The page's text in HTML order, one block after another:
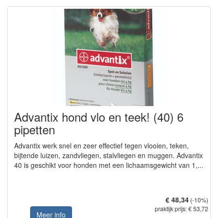
Advantix hond vlo en teek! (40) 6
pipetten
Advantix werk snel en zeer effectief tegen vlooien, teken,
bijtende luizen, zandvliegen, stalvliegen en muggen. Advantix
40 is geschikt voor honden met een lichaamsgewicht van 1,...
Meer info
€ 48,34 (-10%)
praktijk prijs: € 53,72